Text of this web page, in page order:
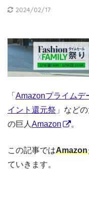
2024/02/17
「 Amazonプライムデ
イント還元祭 」など
の巨人 Amazon 。
この記事ではAmazon
ていきます。